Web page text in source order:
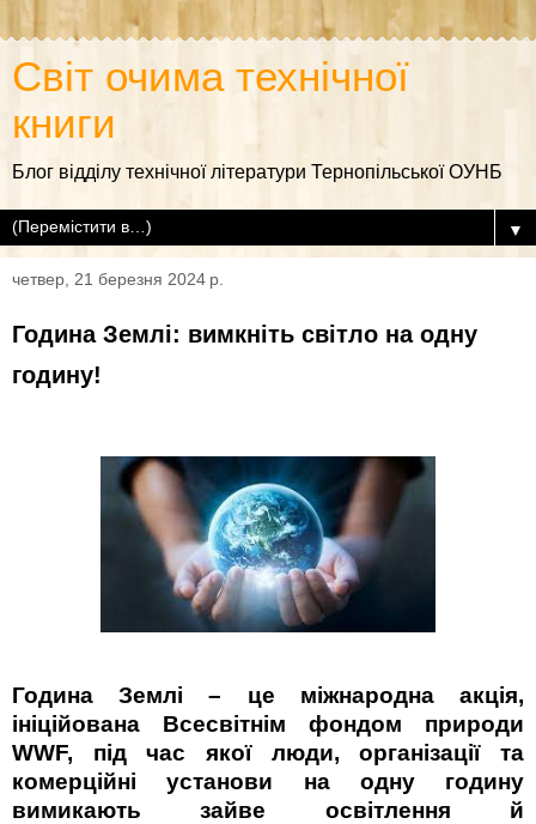
Світ очима технічної
книги
Блог відділу технічної літератури Тернопільської ОУНБ
▼
четвер, 21 березня 2024 р.
Година Землі: вимкніть світло на одну
годину!
Година Землі – це міжнародна акція,
ініційована Всесвітнім фондом природи
WWF, під час якої люди, організації та
комерційні установи на одну годину
вимикають зайве освітлення й